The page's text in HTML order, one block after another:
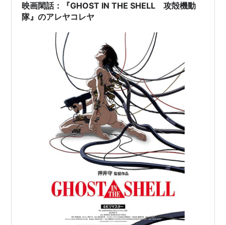
映画閑話：『GHOST IN THE SHELL 攻殻機動
隊』のアレヤコレヤ